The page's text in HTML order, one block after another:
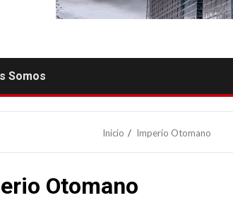
Somos
Inicio Imperio Otomano
Otomano